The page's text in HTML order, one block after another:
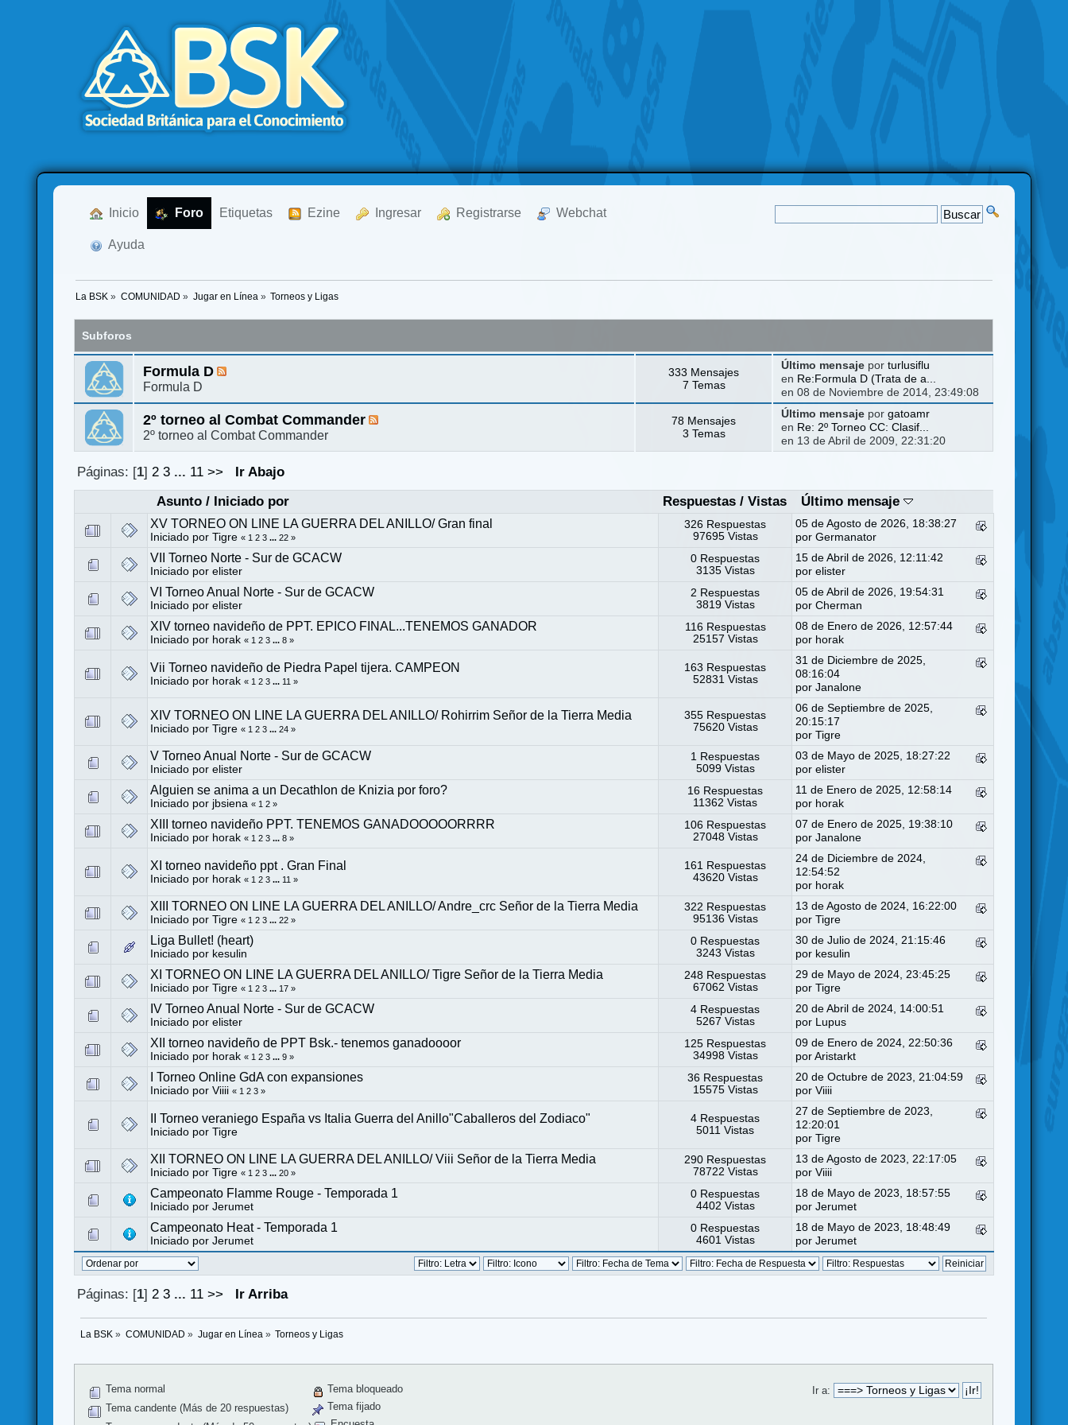
Inicio Foro Etiquetas Ezine Ingresar Registrarse Webchat
Ayuda
La BSK » COMUNIDAD » Jugar en Línea » Torneos y Ligas
Subforos
Formula D
Formula D
333 Mensajes
7 Temas
Último mensajepor turlusiflu
en Re:Formula D (Trata de a...
en 08 de Noviembre de 2014, 23:49:08
2º torneo al Combat Commander
2º torneo al Combat Commander
78 Mensajes
3 Temas
Último mensajepor gatoamr
en Re: 2º Torneo CC: Clasif...
en 13 de Abril de 2009, 22:31:20
Páginas: [1] 2 3 ... 11 >>
Ir Abajo
Asunto/ Iniciado por Respuestas /Vistas Último mensaje
XV TORNEO ON LINE LA GUERRA DEL ANILLO/ Gran final
Iniciado porTigre « 1 2 3 ...22 »
326 Respuestas
97695 Vistas
05 de Agosto de 2026, 18:38:27
porGermanator
VII Torneo Norte - Sur de GCACW
Iniciado porelister
0 Respuestas
3135 Vistas
15 de Abril de 2026, 12:11:42
porelister
VI Torneo Anual Norte - Sur de GCACW
Iniciado porelister
2 Respuestas
3819 Vistas
05 de Abril de 2026, 19:54:31
porCherman
XIV torneo navideño de PPT. EPICO FINAL...TENEMOS GANADOR
Iniciado por horak « 1 2 3 ...8 »
116 Respuestas
25157 Vistas
08 de Enero de 2026, 12:57:44
por horak
Vii Torneo navideño de Piedra Papel tijera. CAMPEON
Iniciado por horak « 1 2 3 ... 11 »
163 Respuestas
52831 Vistas
31 de Diciembre de 2025,
08:16:04
porJanalone
XIV TORNEO ON LINE LA GUERRA DEL ANILLO/ Rohirrim Señor de la Tierra Media
Iniciado porTigre « 1 2 3 ...24 »
355 Respuestas
75620 Vistas
06 de Septiembre de 2025,
20:15:17
porTigre
V Torneo Anual Norte - Sur de GCACW
Iniciado porelister
1 Respuestas
5099 Vistas
03 de Mayo de 2025, 18:27:22
porelister
Alguien se anima a un Decathlon de Knizia por foro?
Iniciado por jbsiena « 1 2 »
16 Respuestas
11362 Vistas
11 de Enero de 2025, 12:58:14
por horak
XIII torneo navideño PPT. TENEMOS GANADOOOOORRRR
Iniciado por horak « 1 2 3 ...8 »
106 Respuestas
27048 Vistas
07 de Enero de 2025, 19:38:10
porJanalone
XI torneo navideño ppt . Gran Final
Iniciado por horak « 1 2 3 ... 11 »
161 Respuestas
43620 Vistas
24 de Diciembre de 2024,
12:54:52
por horak
XIII TORNEO ON LINE LA GUERRA DEL ANILLO/ Andre_crc Señor de la Tierra Media
Iniciado porTigre « 1 2 3 ...22 »
322 Respuestas
95136 Vistas
13 de Agosto de 2024, 16:22:00
porTigre
Liga Bullet! (heart)
Iniciado por kesulin
0 Respuestas
3243 Vistas
30 de Julio de 2024, 21:15:46
por kesulin
XI TORNEO ON LINE LA GUERRA DEL ANILLO/ Tigre Señor de la Tierra Media
Iniciado porTigre « 1 2 3 ... 17 »
248 Respuestas
67062 Vistas
29 de Mayo de 2024, 23:45:25
porTigre
IV Torneo Anual Norte - Sur de GCACW
Iniciado porelister
4 Respuestas
5267 Vistas
20 de Abril de 2024, 14:00:51
por Lupus
XII torneo navideño de PPT Bsk.- tenemos ganadoooor
Iniciado por horak « 1 2 3 ...9 »
125 Respuestas
34998 Vistas
09 de Enero de 2024, 22:50:36
porAristarkt
I Torneo Online GdA con expansiones
Iniciado porViiii « 1 2 3 »
36 Respuestas
15575 Vistas
20 de Octubre de 2023, 21:04:59
porViiii
II Torneo veraniego España vs Italia Guerra del Anillo"Caballeros del Zodiaco"
Iniciado porTigre
4 Respuestas
5011 Vistas
27 de Septiembre de 2023,
12:20:01
porTigre
XII TORNEO ON LINE LA GUERRA DEL ANILLO/ Viii Señor de la Tierra Media
Iniciado porTigre « 1 2 3 ...20 »
290 Respuestas
78722 Vistas
13 de Agosto de 2023, 22:17:05
porViiii
Campeonato Flamme Rouge - Temporada 1
Iniciado porJerumet
0 Respuestas
4402 Vistas
18 de Mayo de 2023, 18:57:55
porJerumet
Campeonato Heat - Temporada 1
Iniciado porJerumet
0 Respuestas
4601 Vistas
18 de Mayo de 2023, 18:48:49
porJerumet
Páginas: [1] 2 3 ... 11 >> Ir Arriba
La BSK » COMUNIDAD » Jugar en Línea » Torneos y Ligas
Ir a:
Tema normal
Tema candente (Más de 20 respuestas)
Tema bloqueado
Tema fijado